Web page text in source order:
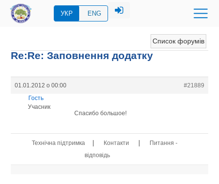
УКР ENG
Список форумів
Re:Re: Заповнення додатку
01.01.2012 о 00:00
#21889
Гость
Учасник
Спасибо большое!
Технічна підтримка | Контакти |
Питання -
відповідь